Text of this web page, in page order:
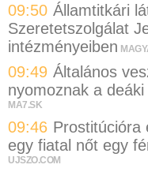
09:50 Államtitkári
Szeretetszolgálat
intézményeiben
09:49 Általános
nyomoznak a
MA7.SK
09:46 Prostitúcióra
egy fiatal nőt egy
UJSZO.COM